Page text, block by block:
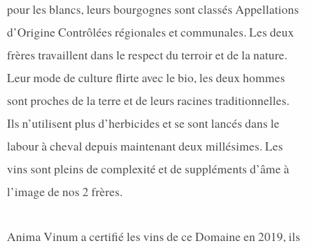
pour les blancs, leurs bourgognes sont classés Appellations
d’Origine Contrôlées régionales et communales. Les deux
frères travaillent dans le respect du terroir et de la nature.
Leur mode de culture flirte avec le bio, les deux hommes
sont proches de la terre et de leurs racines traditionnelles.
Ils n’utilisent plus d’herbicides et se sont lancés dans le
labour à cheval depuis maintenant deux millésimes. Les
vins sont pleins de complexité et de suppléments d’âme à
l’image de nos 2 frères.
Anima Vinum a certifié les vins de ce Domaine en 2019, ils